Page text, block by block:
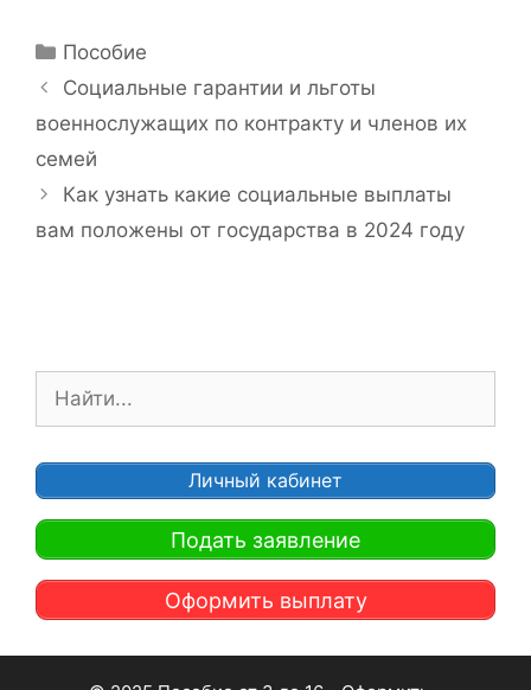
Р
у
р
и
к
и
Пособие
Н
а
и
г
а
с
и
Социальные гарантии и льготы
военнослужащих по контракту и членов их
семей
Как узнать какие социальные выплаты
вам положены от государства в 2024 году
с
к
:
Личный кабинет
Подать заявление
Оформить выплату